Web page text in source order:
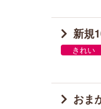
新規
きれい
おま